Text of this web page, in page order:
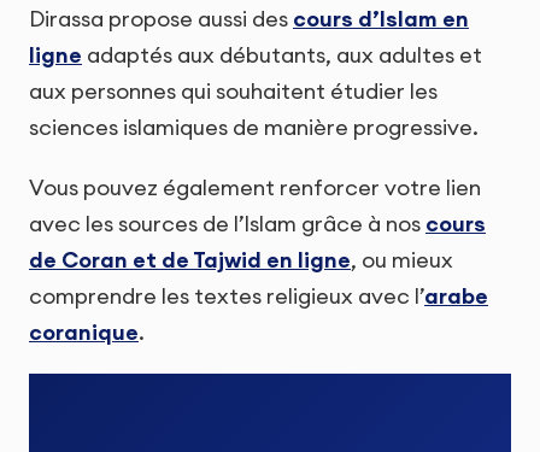
Dirassa propose aussi des cours d’Islam en
ligne adaptés aux débutants, aux adultes et
aux personnes qui souhaitent étudier les
sciences islamiques de manière progressive.
Vous pouvez également renforcer votre lien
avec les sources de l’Islam grâce à nos cours
de Coran et de Tajwid en ligne, ou mieux
comprendre les textes religieux avec l’arabe
coranique.